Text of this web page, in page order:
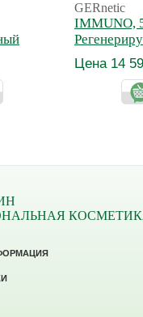
GERnetic
IMMUNO,
маска
Цена 14